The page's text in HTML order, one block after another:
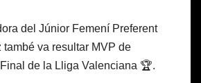
del Júnior Femení Preferent
també va resultar MVP de
Final de la Lliga Valenciana 🏆.